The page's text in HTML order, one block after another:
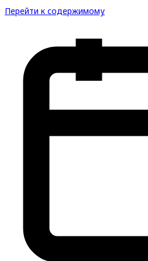
Перейти к содержимому